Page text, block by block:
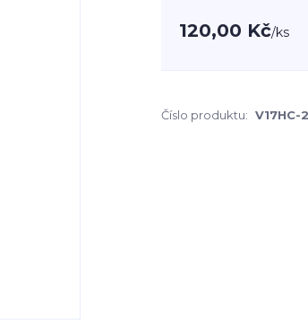
120,00 Kč/ks
Číslo produktu: V17HC-2